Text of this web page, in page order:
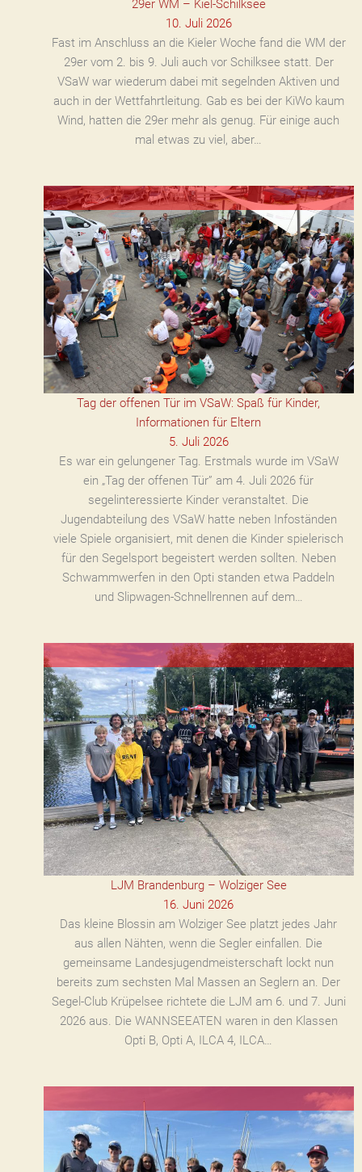
29er WM – Kiel-Schilksee
10. Juli 2026
Fast im Anschluss an die Kieler Woche fand die WM der
29er vom 2. bis 9. Juli auch vor Schilksee statt. Der
VSaW war wiederum dabei mit segelnden Aktiven und
auch in der Wettfahrtleitung. Gab es bei der KiWo kaum
Wind, hatten die 29er mehr als genug. Für einige auch
mal etwas zu viel, aber…
Tag der offenen Tür im VSaW: Spaß für Kinder,
Informationen für Eltern
5. Juli 2026
Es war ein gelungener Tag. Erstmals wurde im VSaW
ein „Tag der offenen Tür” am 4. Juli 2026 für
segelinteressierte Kinder veranstaltet. Die
Jugendabteilung des VSaW hatte neben Infoständen
viele Spiele organisiert, mit denen die Kinder spielerisch
für den Segelsport begeistert werden sollten. Neben
Schwammwerfen in den Opti standen etwa Paddeln
und Slipwagen-Schnellrennen auf dem…
LJM Brandenburg – Wolziger See
16. Juni 2026
Das kleine Blossin am Wolziger See platzt jedes Jahr
aus allen Nähten, wenn die Segler einfallen. Die
gemeinsame Landesjugendmeisterschaft lockt nun
bereits zum sechsten Mal Massen an Seglern an. Der
Segel-Club Krüpelsee richtete die LJM am 6. und 7. Juni
2026 aus. Die WANNSEEATEN waren in den Klassen
Opti B, Opti A, ILCA 4, ILCA…